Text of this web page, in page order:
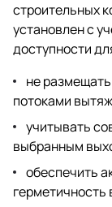
строительных
установлен с
доступности
не
потоками
учитывать
выбранным
обеспечить
герметичность